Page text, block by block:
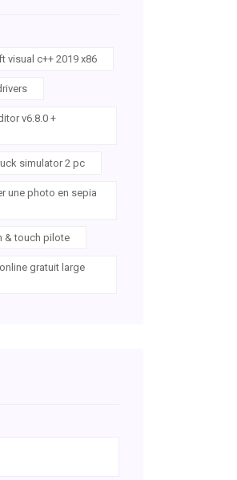
visual c++ 2019 x86
v6.8.0 +
simulator 2 pc
une photo en sepia
& touch pilote
gratuit large